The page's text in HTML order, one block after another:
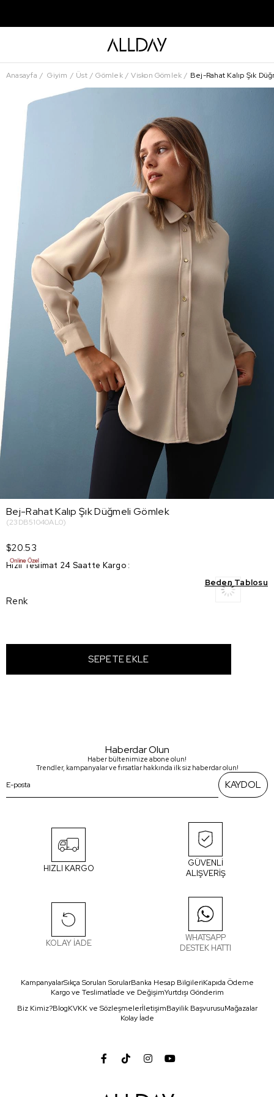
Anasayfa Giyim Üst Gömlek Viskon Gömlek Bej-Rahat Kalıp Şık
Bej-Rahat Kalıp Şık Düğmeli Gömlek
(23DB51040AL0)
$20.53
Hızlı Teslimat 24 Saatte Kargo :
Beden Tablosu
Renk
Haberdar Olun
Haber bültenimize abone olun!
Trendler, kampanyalar ve fırsatlar hakkında ilk siz haberdar olun!
KAYDOL
HIZLI KARGO
GÜVENLİ
ALIŞVERİŞ
KOLAY İADE
WHATSAPP
DESTEK HATTI
KampanyalarSıkça Sorulan SorularBanka Hesap BilgileriKapıda Ödeme
Kargo ve Teslimatİade ve DeğişimYurtdışı Gönderim
Biz Kimiz?BlogKVKK ve SözleşmelerİletişimBayilik BaşvurusuMağazalar
Kolay İade